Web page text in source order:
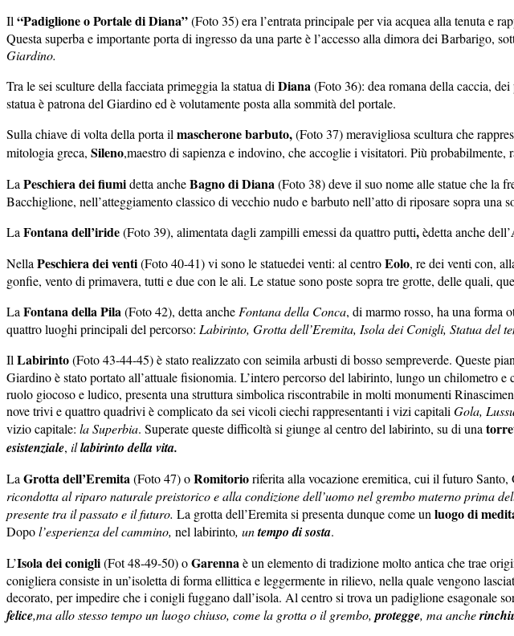
Il“Padiglione o Portale di Diana”(Foto 35) era l’entrata principale per via acquea alla tenuta e
Questa superba e importante porta di ingresso da una parte è l’accesso alla dimora dei Barbarigo,
Giardino.
Tra le sei sculture della facciata primeggia la statua diDiana(Foto 36): dea romana della caccia,
statua è patrona del Giardino ed è volutamente posta alla sommità del portale.
Sulla chiave di volta della porta ilmascherone barbuto,(Foto 37) meravigliosa scultura che
mitologia greca, Sileno,maestro di sapienza e indovino, che accoglie i visitatori. Più
LaPeschiera dei fiumidetta ancheBagno di Diana(Foto 38) deve il suo nome alle statue che la
Bacchiglione, nell’atteggiamento classico di vecchio nudo e barbuto nell’atto di riposare sopra una
LaFontana dell’iride(Foto 39), alimentata dagli zampilli emessi da quattro putti,èdetta anche dell’
NellaPeschiera dei venti(Foto 40-41) vi sono le statuedei venti: al centroEolo, re dei venti con,
gonfie, vento di primavera, tutti e due con le ali. Le statue sono poste sopra tre grotte, delle quali,
LaFontana della Pila(Foto 42), detta ancheFontana della Conca, di marmo rosso, ha una forma
quattro luoghi principali del percorso: Labirinto, Grotta dell’Eremita, Isola dei Conigli, Statua del
IlLabirinto(Foto 43-44-45) è stato realizzato con seimila arbusti di bosso sempreverde. Queste
Giardino è stato portato all’attuale fisionomia. L’intero percorso del labirinto, lungo un chilometro
ruolo giocoso e ludico, presenta una struttura simbolica riscontrabile in molti monumenti
nove trivi e quattro quadrivi è complicato da sei vicoli ciechi rappresentanti i vizi capitaliGola,
vizio capitale: la Superbia. Superate queste difficoltà si giunge al centro del labirinto, su di una
esistenziale, illabirinto della vita.
LaGrotta dell’Eremita(Foto 47) oRomitorioriferita alla vocazione eremitica, cui il futuro
ricondotta al riparo naturale preistorico e alla condizione dell’uomo nel grembo materno prima
presente tra il passato e il futuro. La grotta dell’Eremita si presenta dunque come unluogo di
Dopol’esperienza del cammino, nel labirinto, untempo di sosta.
L’Isola dei conigli(Fot 48-49-50) oGarennaè un elemento di tradizione molto antica che trae
conigliera consiste in un’isoletta di forma ellittica e leggermente in rilievo, nella quale vengono
decorato, per impedire che i conigli fuggano dall’isola. Al centro si trova un padiglione esagonale
felice,ma allo stesso tempo un luogo chiuso, come la grotta o il grembo,protegge, ma anche